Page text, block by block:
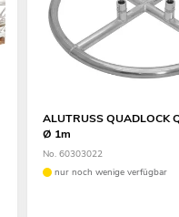
ALUTRUSS QUADLOCK
Ø 1m
No. 60303022
nur noch wenige verfügbar